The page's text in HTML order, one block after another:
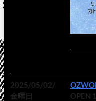
2025/05/02/
金曜日
OPEN